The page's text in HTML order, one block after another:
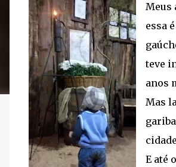
Meus
essa
teve
anos
Mas
E até